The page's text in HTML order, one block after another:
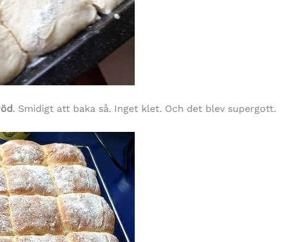
. Smidigt att baka så. Inget klet. Och det blev supergott.